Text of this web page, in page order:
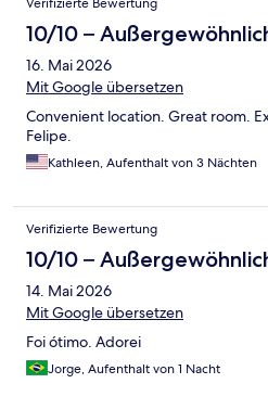
Verifizierte Bewertung
10/10 –
16. Mai 2026
Mit Google übersetzen
Convenient location. Great room.
Felipe.
Kathleen, Aufenthalt von 3 Nächten
Verifizierte Bewertung
10/10 –
14. Mai 2026
Mit Google übersetzen
Foi ótimo. Adorei
Jorge, Aufenthalt von 1 Nacht